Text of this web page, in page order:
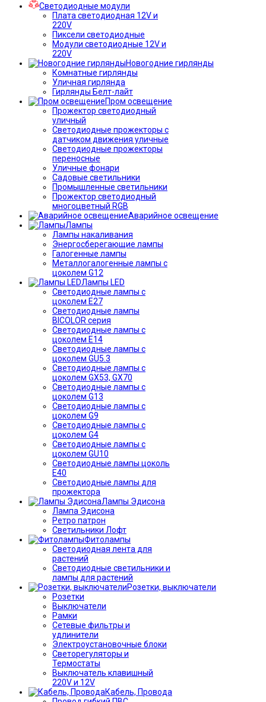
Светодиодные модули
Плата светодиодная 12V и
220V
Пиксели светодиодные
Модули светодиодные 12V и
220V
Новогодние гирлянды
Комнатные гирлянды
Уличная гирлянда
Гирлянды Белт-лайт
Пром освещение
Прожектор светодиодный
уличный
Светодиодные прожекторы с
датчиком движения уличные
Светодиодные прожекторы
переносные
Уличные фонари
Садовые светильники
Промышленные светильники
Прожектор светодиодный
многоцветный RGB
Аварийное освещение
Лампы
Лампы накаливания
Энергосберегающие лампы
Галогенные лампы
Металлогалогенные лампы с
цоколем G12
Лампы LED
Светодиодные лампы с
цоколем E27
Светодиодные лампы
BICOLOR серия
Светодиодные лампы с
цоколем E14
Светодиодные лампы с
цоколем GU5.3
Светодиодные лампы с
цоколем GX53, GX70
Светодиодные лампы с
цоколем G13
Светодиодные лампы с
цоколем G9
Светодиодные лампы с
цоколем G4
Светодиодные лампы с
цоколем GU10
Светодиодные лампы цоколь
Е40
Светодиодные лампы для
прожектора
Лампы Эдисона
Лампа Эдисона
Ретро патрон
Светильники Лофт
Фитолампы
Светодиодная лента для
растений
Светодиодные светильники и
лампы для растений
Розетки, выключатели
Розетки
Выключатели
Рамки
Сетевые фильтры и
удлинители
Электроустановочные блоки
Светорегуляторы и
Термостаты
Выключатель клавишный
220V и 12V
Кабель, Провода